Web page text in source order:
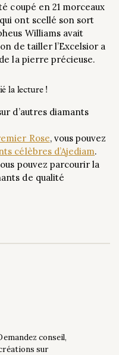
coupé en 21 morceaux
ont scellé son sort
Williams avait
de tailler l’Excelsior a
la pierre précieuse.
la lecture !
d’autres diamants
Rose, vous pouvez
célèbres d’Ajediam.
pouvez parcourir la
de qualité
conseil,
sur